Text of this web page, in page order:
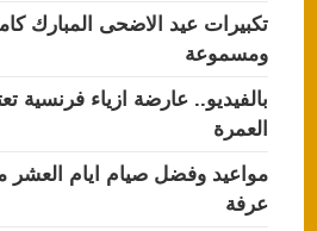
تكبيرات عيد الاضحى المبارك
ومسموعة
بالفيديو.. عارضة ازياء فرنسية
العمرة
مواعيد وفضل صيام ايام العشر
عرفة